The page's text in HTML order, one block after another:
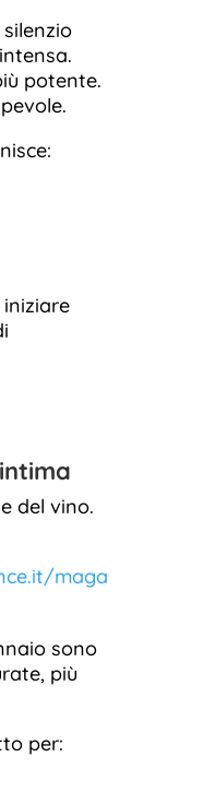
potente.
del vino.
maga
sono
più
per: